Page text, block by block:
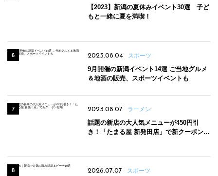
【2023】新潟の夏休みイベント30選 子ど
もと一緒に夏を満喫！
2023.08.04 スポーツ
9月開催の新潟イベント14選 ご当地グルメ
＆地酒の販売、スポーツイベントも
2023.08.07 ラーメン
話題の新店の大人気メニューが450円引
き！「たまる屋 新発田店」で新クーポン登
2026.07.07 スポーツ